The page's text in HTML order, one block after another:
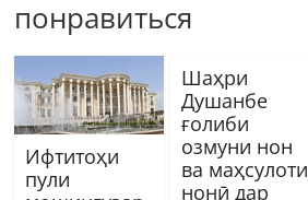
понравиться
Ифтитоҳи
пули
Шаҳри
Душанбе
ғолиби
озмуни нон
ва маҳсулоти
нонӣ дар